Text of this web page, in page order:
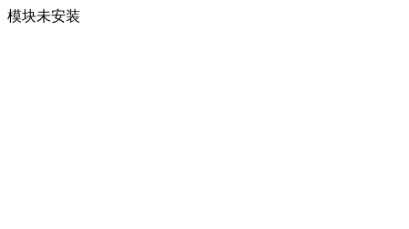
模块未安装